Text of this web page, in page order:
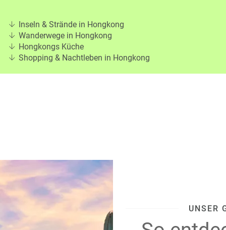
Inseln & Strände in Hongkong
Wanderwege in Hongkong
Hongkongs Küche
Shopping & Nachtleben in Hongkong
UNSER